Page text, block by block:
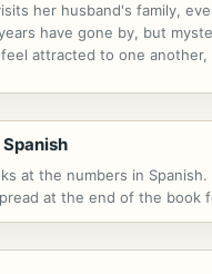
her husband's family,
have gone by, but
attracted to one
at the numbers in
at the end of the book